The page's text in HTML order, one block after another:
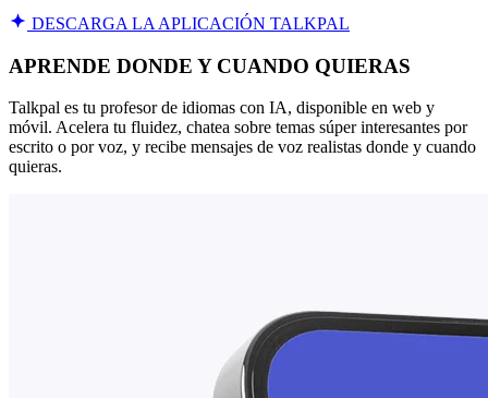
DESCARGA LA APLICACIÓN TALKPAL
APRENDE DONDE Y CUANDO QUIERAS
Talkpal es tu profesor de idiomas con IA, disponible en web y
móvil. Acelera tu fluidez, chatea sobre temas súper interesantes por
escrito o por voz, y recibe mensajes de voz realistas donde y cuando
quieras.